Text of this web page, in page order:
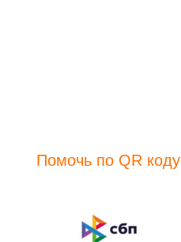
Помочь по QR коду